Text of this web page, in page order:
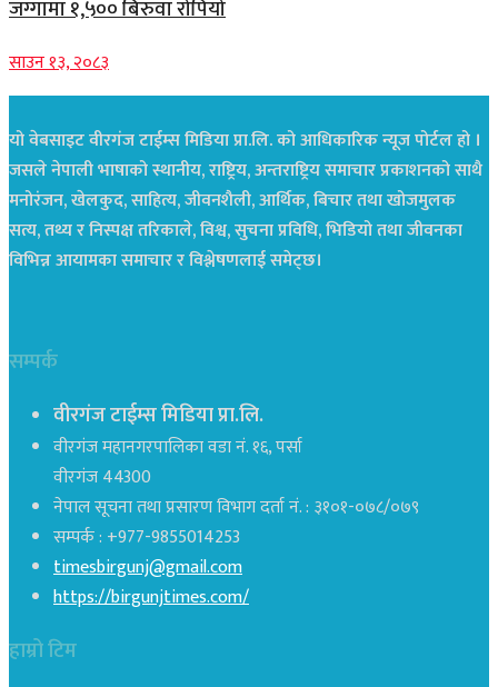
जग्गामा १,५०० बिरुवा रोपियो
साउन १३, २०८३
यो वेबसाइट वीरगंज टाईम्स मिडिया प्रा.लि. को आधिकारिक न्यूज पोर्टल हो ।
जसले नेपाली भाषाको स्थानीय, राष्ट्रिय, अन्तराष्ट्रिय समाचार प्रकाशनको साथै
मनोरंजन, खेलकुद, साहित्य, जीवनशैली, आर्थिक, बिचार तथा खोजमुलक
सत्य, तथ्य र निस्पक्ष तरिकाले, विश्व, सुचना प्रविधि, भिडियो तथा जीवनका
विभिन्न आयामका समाचार र विश्लेषणलाई समेट्छ।
सम्पर्क
वीरगंज टाईम्स मिडिया प्रा.लि.
वीरगंज महानगरपालिका वडा नं. १६, पर्सा
वीरगंज 44300
नेपाल सूचना तथा प्रसारण विभाग दर्ता नं. : ३१०१-०७८/०७९
सम्पर्क : +977-9855014253
timesbirgunj@gmail.com
https://birgunjtimes.com/
हाम्रो टिम